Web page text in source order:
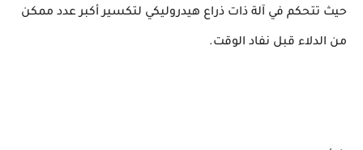
حيث تتحكم في آلة ذات ذراع هيدروليكي لتكسير أكبر عدد ممكن
من الدلاء قبل نفاد الوقت.